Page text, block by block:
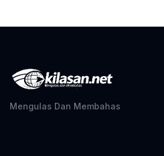
Mengulas Dan Membahas